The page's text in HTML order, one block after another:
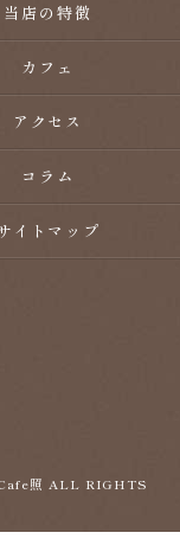
当店の特徴
カフェ
アクセス
コラム
イトマップ
Cafe照 ALL RIGHTS